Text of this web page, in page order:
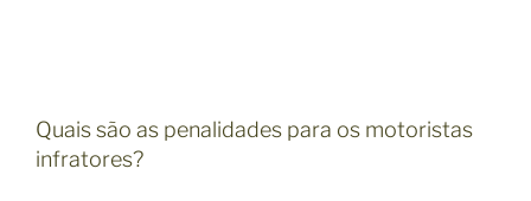
Quais são as penalidades para os motoristas
infratores?